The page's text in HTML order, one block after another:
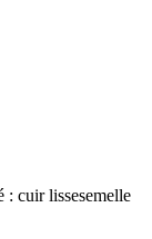
: cuir lissesemelle